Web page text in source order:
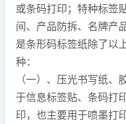
或条码打印；特种标签
间、产品防拆、名牌产
是条形码标签纸除了以
种：
（一）、压光书写纸
于信息标签贴、条码打
印，也主要用于喷墨打